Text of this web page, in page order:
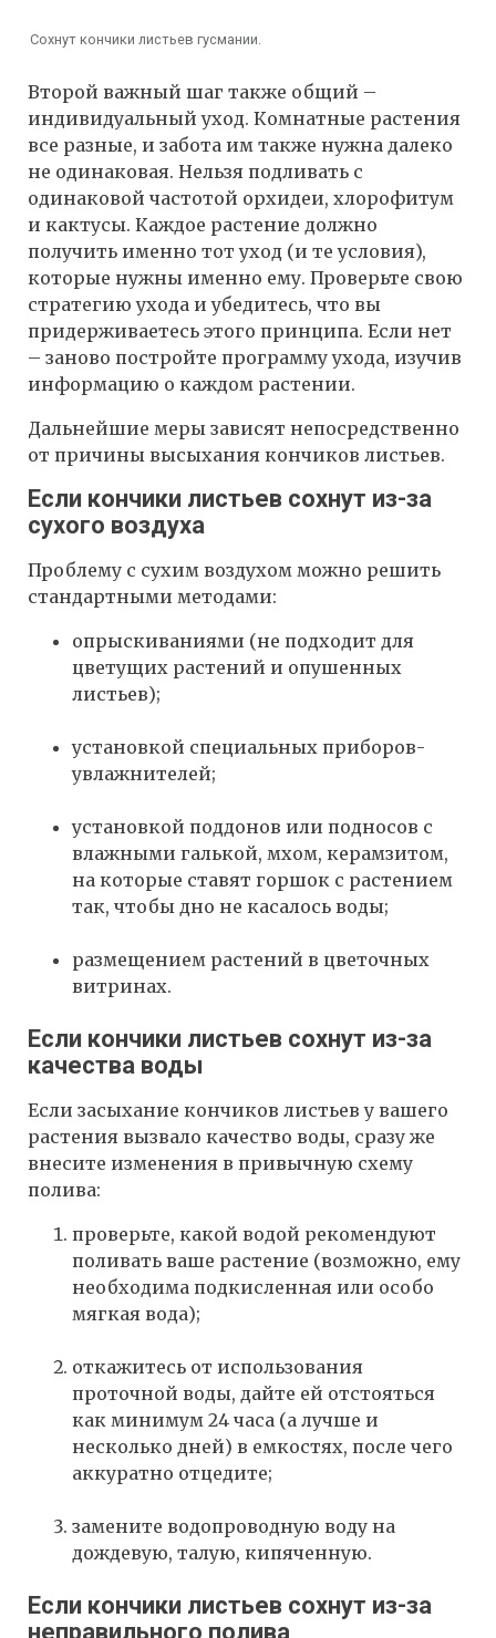
Сохнут кончики листьев гусмании.
Второй важный шаг также общий –
индивидуальный уход. Комнатные растения
все разные, и забота им также нужна далеко
не одинаковая. Нельзя подливать с
одинаковой частотой орхидеи, хлорофитум
и кактусы. Каждое растение должно
получить именно тот уход (и те условия),
которые нужны именно ему. Проверьте свою
стратегию ухода и убедитесь, что вы
придерживаетесь этого принципа. Если нет
– заново постройте программу ухода, изучив
информацию о каждом растении.
Дальнейшие меры зависят непосредственно
от причины высыхания кончиков листьев.
Если кончики листьев сохнут из-за
сухого воздуха
Проблему с сухим воздухом можно решить
стандартными методами:
опрыскиваниями (не подходит для
цветущих растений и опушенных
листьев);
установкой специальных приборов-
увлажнителей;
установкой поддонов или подносов с
влажными галькой, мхом, керамзитом,
на которые ставят горшок с растением
так, чтобы дно не касалось воды;
размещением растений в цветочных
витринах.
Если кончики листьев сохнут из-за
качества воды
Если засыхание кончиков листьев у вашего
растения вызвало качество воды, сразу же
внесите изменения в привычную схему
полива:
проверьте, какой водой рекомендуют
поливать ваше растение (возможно, ему
необходима подкисленная или особо
мягкая вода);
откажитесь от использования
проточной воды, дайте ей отстояться
как минимум 24 часа (а лучше и
несколько дней) в емкостях, после чего
аккуратно отцедите;
замените водопроводную воду на
дождевую, талую, кипяченную.
Если кончики листьев сохнут из-за
неправильного полива